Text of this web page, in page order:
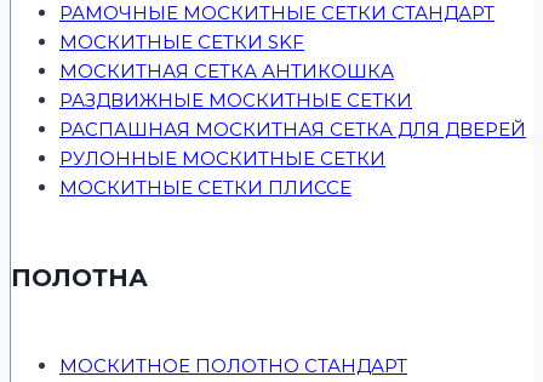
РАМОЧНЫЕ МОСКИТНЫЕ СЕТКИ СТАНДАРТ
МОСКИТНЫЕ СЕТКИ SKF
МОСКИТНАЯ СЕТКА АНТИКОШКА
РАЗДВИЖНЫЕ МОСКИТНЫЕ СЕТКИ
РАСПАШНАЯ МОСКИТНАЯ СЕТКА ДЛЯ ДВЕРЕЙ
РУЛОННЫЕ МОСКИТНЫЕ СЕТКИ
МОСКИТНЫЕ СЕТКИ ПЛИССЕ
ПОЛОТНА
МОСКИТНОЕ ПОЛОТНО СТАНДАРТ